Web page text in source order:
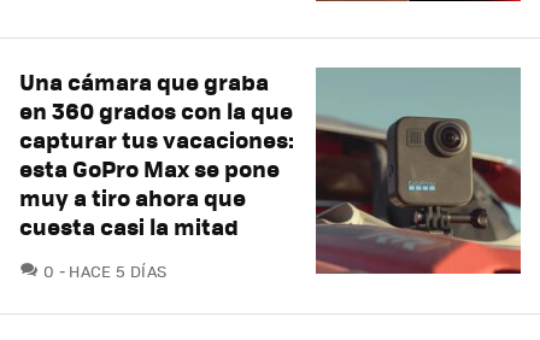
Una cámara que graba
en 360 grados con la que
capturar tus vacaciones:
esta GoPro Max se pone
muy a tiro ahora que
cuesta casi la mitad
0 COMENTARIOS
HACE 5 DÍAS